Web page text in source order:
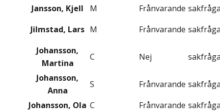
Jansson, Kjell M Frånvarande
Jilmstad, Lars M Frånvarande
Johansson,
Martina
C Nej
Johansson,
Anna
S Frånvarande
Johansson, Ola C Frånvarande